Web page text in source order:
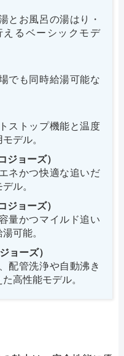
とお風呂の湯はり・
るベーシックモデ
でも同時給湯可能な
ストップ機能と温度
デル。
ジョーズ）
ネかつ快適な追いだ
ル。
ジョーズ）
量かつマイルド追い
可能。
ョーズ）
配管洗浄や自動沸き
高性能モデル。